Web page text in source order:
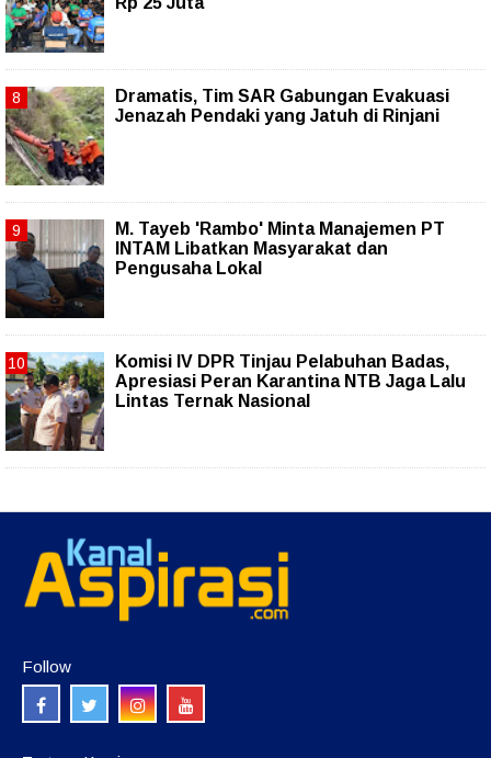
Dramatis, Tim SAR Gabungan Evakuasi
Jenazah Pendaki yang Jatuh di Rinjani
M. Tayeb 'Rambo' Minta Manajemen PT
INTAM Libatkan Masyarakat dan
Pengusaha Lokal
Komisi IV DPR Tinjau Pelabuhan Badas,
Apresiasi Peran Karantina NTB Jaga Lalu
Lintas Ternak Nasional
Follow